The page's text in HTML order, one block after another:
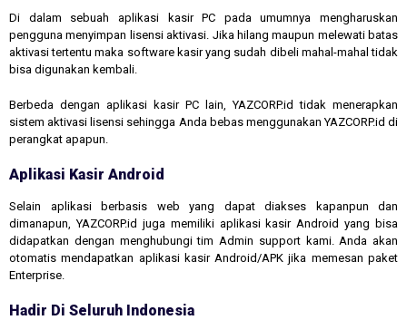
Di dalam sebuah aplikasi kasir PC pada umumnya mengharuskan
pengguna menyimpan lisensi aktivasi. Jika hilang maupun melewati batas
aktivasi tertentu maka software kasir yang sudah dibeli mahal-mahal tidak
bisa digunakan kembali.
Berbeda dengan aplikasi kasir PC lain, YAZCORP.id tidak menerapkan
sistem aktivasi lisensi sehingga Anda bebas menggunakan YAZCORP.id di
perangkat apapun.
Aplikasi Kasir Android
Selain aplikasi berbasis web yang dapat diakses kapanpun dan
dimanapun, YAZCORP.id juga memiliki aplikasi kasir Android yang bisa
didapatkan dengan menghubungi tim Admin support kami. Anda akan
otomatis mendapatkan aplikasi kasir Android/APK jika memesan paket
Enterprise.
Hadir Di Seluruh Indonesia